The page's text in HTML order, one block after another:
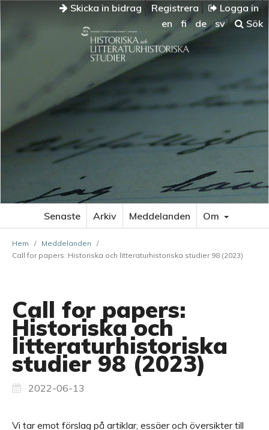
Skicka in bidrag Registrera
Logga in
en
fi de sv Sök
Senaste Arkiv Meddelanden Om
Hem / Meddelanden
/
Call for papers: Historiska och litteraturhistoriska studier 98 (2023)
Call for papers:
Historiska och
litteraturhistoriska
studier 98 (2023)
2022-06-13
Vi tar emot förslag på artiklar, essäer och översikter till